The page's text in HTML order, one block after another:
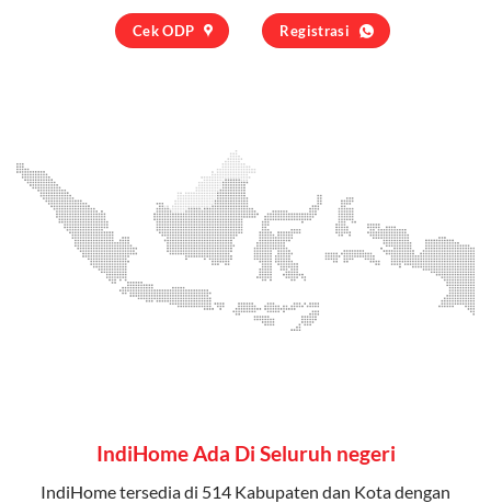
Cek ODP Registrasi
IndiHome Ada Di Seluruh negeri
IndiHome tersedia di 514 Kabupaten dan Kota dengan